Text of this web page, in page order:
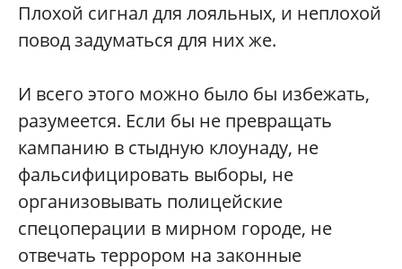
Плохой сигнал для лояльных, и неплохой
повод задуматься для них же.
И всего этого можно было бы избежать,
разумеется. Если бы не превращать
кампанию в стыдную клоунаду, не
фальсифицировать выборы, не
организовывать полицейские
спецоперации в мирном городе, не
отвечать террором на законные